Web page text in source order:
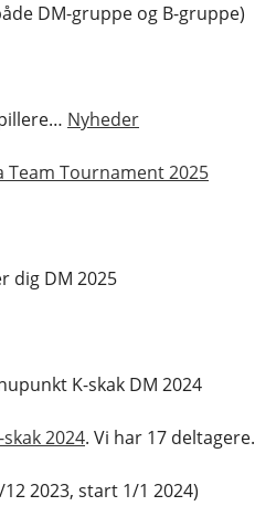
DM-gruppe og B-gruppe)
Nyheder
Team Tournament 2025
dig DM 2025
K-skak DM 2024
2024. Vi har 17 deltagere.
2023, start 1/1 2024)